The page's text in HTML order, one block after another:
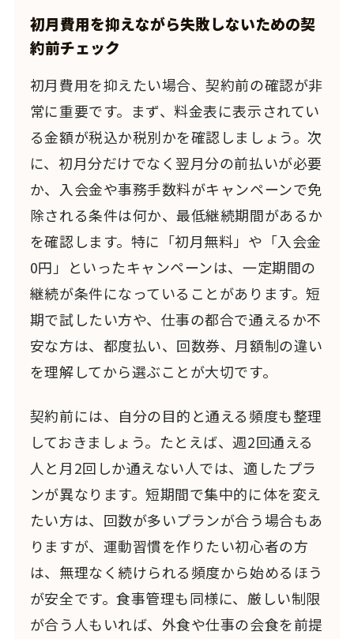
初月費用を抑えながら失敗しないための契
約前チェック
初月費用を抑えたい場合、契約前の確認が非
常に重要です。まず、料金表に表示されてい
る金額が税込か税別かを確認しましょう。次
に、初月分だけでなく翌月分の前払いが必要
か、入会金や事務手数料がキャンペーンで免
除される条件は何か、最低継続期間があるか
を確認します。特に「初月無料」や「入会金
0円」といったキャンペーンは、一定期間の
継続が条件になっていることがあります。短
期で試したい方や、仕事の都合で通えるか不
安な方は、都度払い、回数券、月額制の違い
を理解してから選ぶことが大切です。
契約前には、自分の目的と通える頻度も整理
しておきましょう。たとえば、週2回通える
人と月2回しか通えない人では、適したプラ
ンが異なります。短期間で集中的に体を変え
たい方は、回数が多いプランが合う場合もあ
りますが、運動習慣を作りたい初心者の方
は、無理なく続けられる頻度から始めるほう
が安全です。食事管理も同様に、厳しい制限
が合う人もいれば、外食や仕事の会食を前提